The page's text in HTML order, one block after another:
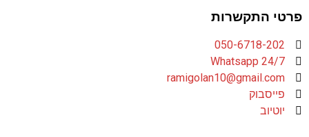
פרטי התקשרות
050-6718-202
Whatsapp 24/7
ramigolan10@gmail.com
פייסבוק
יוטיוב